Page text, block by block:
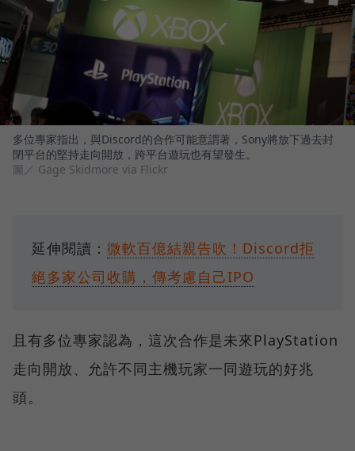
多位專家指出，與Discord的合作可能意謂著，Sony將放下過去封
閉平台的堅持走向開放，跨平台遊玩也有望發生。
圖／ Gage Skidmore via Flickr
延伸閱讀： 微軟百億結親告吹！Discord拒
絕多家公司收購，傳考慮自己IPO
且有多位專家認為，這次合作是未來PlayStation
走向開放、允許不同主機玩家一同遊玩的好兆
頭。